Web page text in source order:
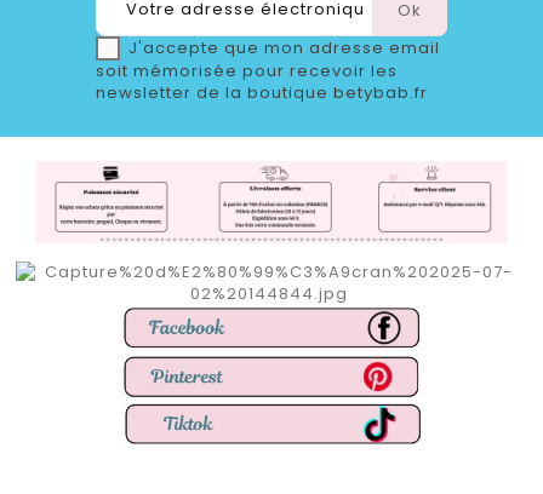
J'accepte que mon adresse email
soit mémorisée pour recevoir les
newsletter de la boutique betybab.fr